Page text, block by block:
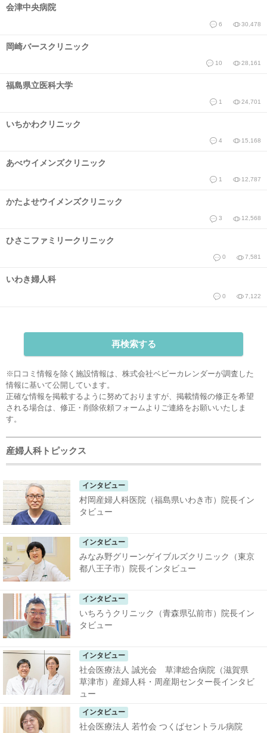
会津中央病院
6 30,478
岡崎バースクリニック
10 28,161
福島県立医科大学
1 24,701
いちかわクリニック
4 15,168
あべウイメンズクリニック
1 12,787
かたよせウイメンズクリニック
3 12,568
ひさこファミリークリニック
0 7,581
いわき婦人科
0 7,122
再検索する
※口コミ情報を除く施設情報は、株式会社ベビーカレンダーが調査した
情報に基いて公開しています。
正確な情報を掲載するように努めておりますが、掲載情報の修正を希望
される場合は、 修正・削除依頼フォーム よりご連絡をお願いいたしま
す。
産婦人科トピックス
インタビュー
村岡産婦人科医院（福島県いわき市）院長イン
タビュー
インタビュー
みなみ野グリーンゲイブルズクリニック（東京
都八王子市）院長インタビュー
インタビュー
いちろうクリニック（青森県弘前市）院長イン
タビュー
インタビュー
社会医療法人 誠光会 草津総合病院（滋賀県
草津市）産婦人科・周産期センター長インタビ
ュー
インタビュー
社会医療法人 若竹会 つくばセントラル病院